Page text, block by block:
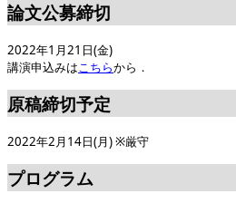
論文公募締切
2022年1月21日(金)
講演申込みはこちらから．
原稿締切予定
2022年2月14日(月) ※厳守
プログラム